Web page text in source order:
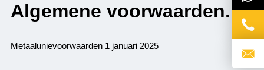
Algemene voorwaarden.
Metaalunievoorwaarden 1 januari 2025